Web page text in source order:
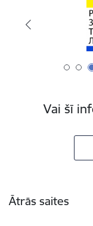
Vai šī
Ātrās saites